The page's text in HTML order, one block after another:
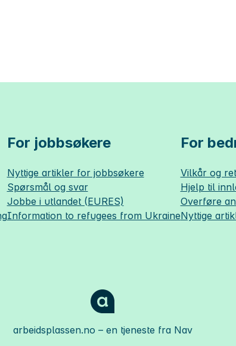
For jobbsøkere
Nyttige artikler for jobbsøkere
Spørsmål og svar
Jobbe i utlandet (EURES)
Information to refugees from Ukraine
For
Vilkår og
Hjelp til
Overføre
Nyttige
arbeidsplassen.no – en tjeneste fra Nav